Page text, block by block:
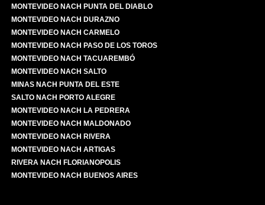
MONTEVIDEO NACH PUNTA DEL DIABLO
MONTEVIDEO NACH DURAZNO
MONTEVIDEO NACH CARMELO
MONTEVIDEO NACH PASO DE LOS TOROS
MONTEVIDEO NACH TACUAREMBÓ
MONTEVIDEO NACH SALTO
MINAS NACH PUNTA DEL ESTE
SALTO NACH PORTO ALEGRE
MONTEVIDEO NACH LA PEDRERA
MONTEVIDEO NACH MALDONADO
MONTEVIDEO NACH RIVERA
MONTEVIDEO NACH ARTIGAS
RIVERA NACH FLORIANOPOLIS
MONTEVIDEO NACH BUENOS AIRES